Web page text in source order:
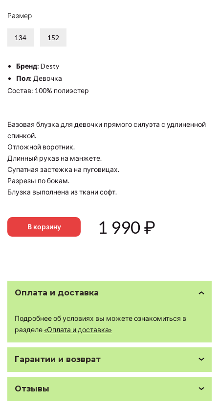
Размер
134 152
Бренд: Desty
Пол: Девочка
Состав: 100% полиэстер
Базовая блузка для девочки прямого силуэта с удлиненной
спинкой.
Отложной воротник.
Длинный рукав на манжете.
Супатная застежка на пуговицах.
Разрезы по бокам.
Блузка выполнена из ткани софт.
В корзину 1 990₽
Оплата и доставка
Подробнее об условиях вы можете ознакомиться в
разделе «Оплата и доставка»
Гарантии и возврат
Отзывы